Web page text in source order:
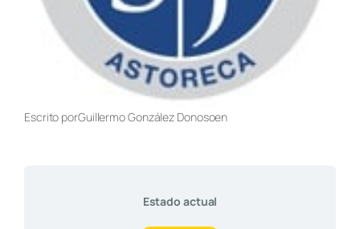
Escrito porGuillermo González Donosoen
Estado actual